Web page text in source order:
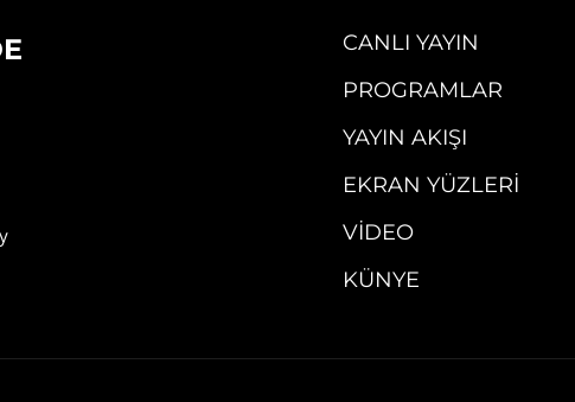
CANLI YAYIN
PROGRAMLAR
YAYIN AKIŞI
EKRAN YÜZLERI
VIDEO
KÜNYE